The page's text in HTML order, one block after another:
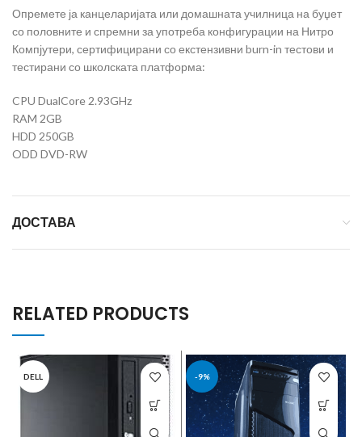
Опремете ја канцеларијата или домашната училница на буџет
со половните и спремни за употреба конфигурации на Нитро
Компјутери, сертифицирани со екстензивни burn-in тестови и
тестирани со школската платформа:
CPU DualCore 2.93GHz
RAM 2GB
HDD 250GB
ODD DVD-RW
ДОСТАВА
RELATED PRODUCTS
DELL -9%